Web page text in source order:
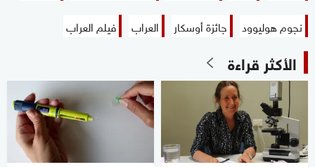
نجوم هوليوود
جائزة أوسكار العراب فيلم العراب
الأكثر قراءة